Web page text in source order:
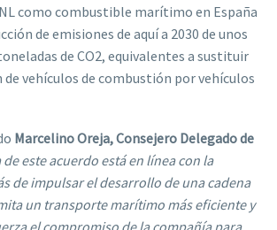
como combustible marítimo en España
de emisiones de aquí a 2030 de unos
de CO2, equivalentes a sustituir
de vehículos de combustión por vehículos
Marcelino Oreja, Consejero Delegado de
este acuerdo está en línea con la
de impulsar el desarrollo de una cadena
un transporte marítimo más eficiente y
el compromiso de la compañía para